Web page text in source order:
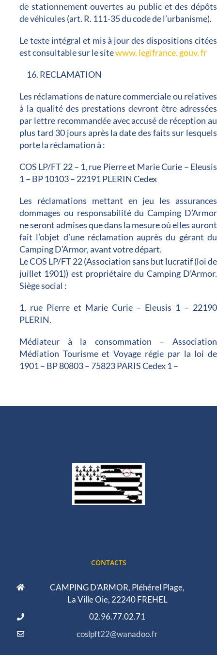
de stationnement ouvertes au public et des dépôts
de véhicules (art. R. 111-35 du code de l’urbanisme).
Le texte intégral et mis à jour des dispositions citées
est consultable sur le sitewww. legifrance. gouv. fr
16. RECLAMATION
Les réclamations de nature commerciale ou relatives
à la qualité des prestations devront être adressées
par lettre recommandée avec accusé de réception au
plus tard 30 jours après la date des faits sur lesquels
porte la réclamation à :
COS LP/FT 22 – 1, rue Pierre et Marie Curie – Eleusis
1 – BP 10103 – 22191 PLERIN Cedex
Les réclamations mettant en jeu les assurances
dommages ou responsabilité du Camping D’Armor
ne seront admises que dans la mesure où elles auront
fait l’objet d’une réclamation auprès du gérant du
Camping D’Armor, avant votre départ.
Le COS LP/FT 22 (Association sans but lucratif (loi de
juillet 1901)) est propriétaire du Camping D’Armor.
Siège social :
1, rue Pierre et Marie Curie – Eleusis 1 – 22190
PLERIN.
Médiateur à la consommation – Association
Médiation Tourisme et Voyage régie par la loi de
1901 – BP 80803 – 75823 PARIS Cedex 1 –
CONTACTS
CAMPING D’ARMOR, Pléhérel Plage,
La Ville Oie, 22240 FREHEL
02.96.77.02.71
coslpft22@wanadoo.fr